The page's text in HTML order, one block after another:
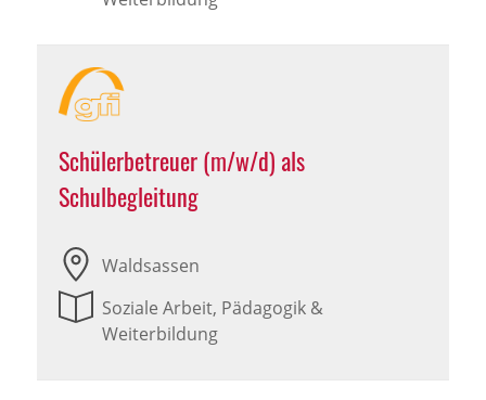
Schülerbetreuer (m/w/d) als
Schulbegleitung
Waldsassen
Soziale Arbeit, Pädagogik &
Weiterbildung